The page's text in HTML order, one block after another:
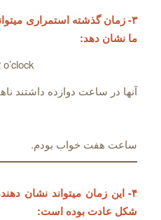
۳- زمان گذشته استمراری
ما نشان دهد:
آنها در ساعت دوازده داشتند
ساعت هفت خواب بودم.
۴- این زمان میتواند نشان
شکل عادت بوده است: